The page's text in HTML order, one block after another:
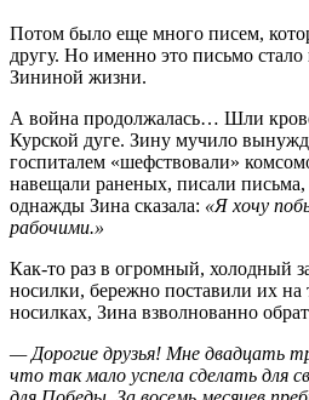
Потом было еще много писем,
другу. Но именно это письмо
Зининой жизни.
А война продолжалась… Шли
Курской дуге. Зину мучило
госпиталем «шефствовали»
навещали раненых, писали
однажды Зина сказала: «Я хочу
рабочими.»
Как-то раз в огромный, холодный
носилки, бережно поставили их
носилках, Зина взволнованно
— Дорогие друзья! Мне двадцать
что так мало успела сделать для